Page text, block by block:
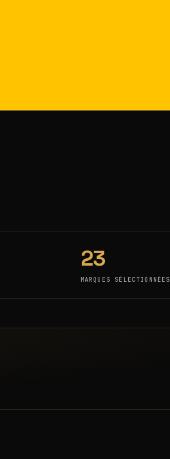
23
MARQUES SÉLECTIONNÉES